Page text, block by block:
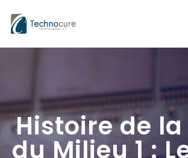
Histoire de la
du Milieu 1 :